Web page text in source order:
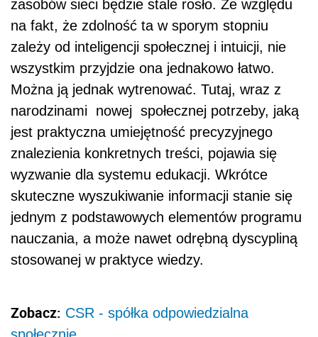
zasobów sieci będzie stale rosło. Ze względu
na fakt, że zdolność ta w sporym stopniu
zależy od inteligencji społecznej i intuicji, nie
wszystkim przyjdzie ona jednakowo łatwo.
Można ją jednak wytrenować. Tutaj, wraz z
narodzinami nowej społecznej potrzeby, jaką
jest praktyczna umiejętność precyzyjnego
znalezienia konkretnych treści, pojawia się
wyzwanie dla systemu edukacji. Wkrótce
skuteczne wyszukiwanie informacji stanie się
jednym z podstawowych elementów programu
nauczania, a może nawet odrębną dyscypliną
stosowanej w praktyce wiedzy.
Zobacz: CSR - spółka odpowiedzialna